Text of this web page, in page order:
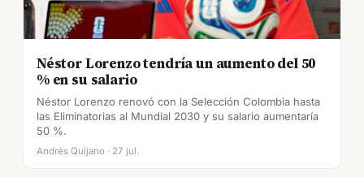
Néstor Lorenzo tendría un aumento del 50
% en su salario
Néstor Lorenzo renovó con la Selección Colombia hasta
las Eliminatorias al Mundial 2030 y su salario aumentaría
50 %.
Andrés Quijano · 27 jul.